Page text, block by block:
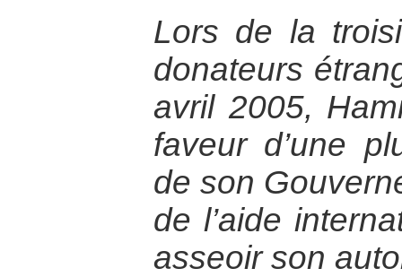
Lors de la
donateurs
avril 2005,
faveur d’une
de son
de l’aide
asseoir son